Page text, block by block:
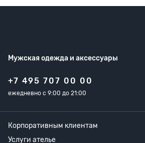
Мужская одежда и аксессуары
+7 495 707 00 00
ежедневно с 9:00 до 21:00
Корпоративным клиентам
Услуги ателье